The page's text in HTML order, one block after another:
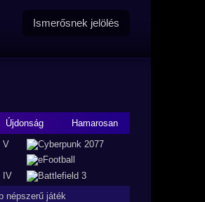
Ismerősnek jelölés
Újdonság Hamarosan
népszerű játék